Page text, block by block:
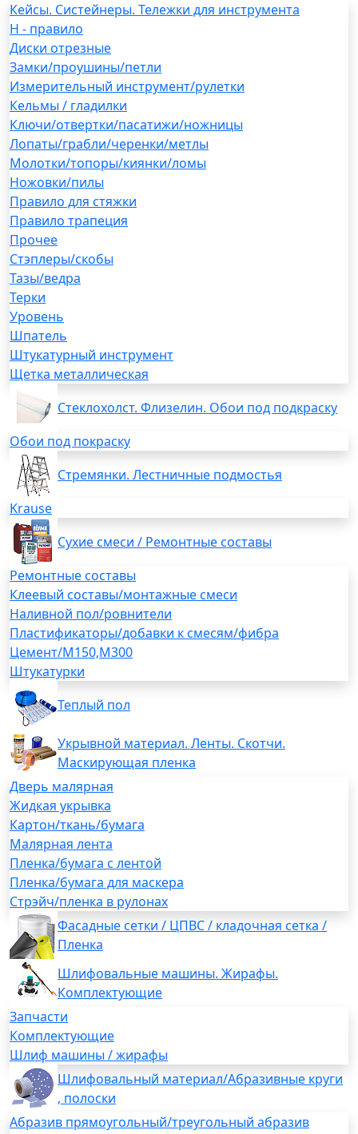
Кейсы. Систейнеры. Тележки для инструмента
H - правило
Диски отрезные
Замки/проушины/петли
Измерительный инструмент/рулетки
Кельмы / гладилки
Ключи/отвертки/пасатижи/ножницы
Лопаты/грабли/черенки/метлы
Молотки/топоры/киянки/ломы
Ножовки/пилы
Правило для стяжки
Правило трапеция
Прочее
Стэплеры/скобы
Тазы/ведра
Терки
Уровень
Шпатель
Штукатурный инструмент
Щетка металлическая
Стеклохолст. Флизелин. Обои под подкраску
Обои под покраску
Стремянки. Лестничные подмостья
Krause
Сухие смеси / Ремонтные составы
Ремонтные составы
Клеевый составы/монтажные смеси
Наливной пол/ровнители
Пластификаторы/добавки к смесям/фибра
Цемент/М150,М300
Штукатурки
Теплый пол
Укрывной материал. Ленты. Скотчи.
Маскирующая пленка
Дверь малярная
Жидкая укрывка
Картон/ткань/бумага
Малярная лента
Пленка/бумага с лентой
Пленка/бумага для маскера
Стрэйч/пленка в рулонах
Фасадные сетки / ЦПВС / кладочная сетка /
Пленка
Шлифовальные машины. Жирафы.
Комплектующие
Запчасти
Комплектующие
Шлиф машины / жирафы
Шлифовальный материал/Абразивные круги
, полоски
Абразив прямоугольный/треугольный абразив